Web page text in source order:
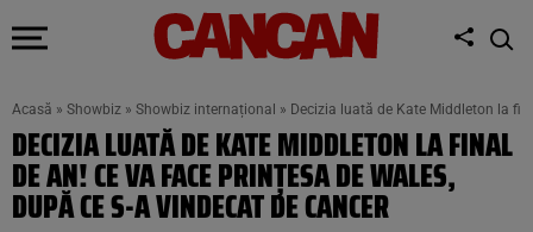
Acasă » Showbiz » Showbiz internațional » Decizia luată de Kate Middleton la
DECIZIA LUATĂ DE KATE MIDDLETON LA FINAL
DE AN! CE VA FACE PRINȚESA DE WALES,
DUPĂ CE S-A VINDECAT DE CANCER